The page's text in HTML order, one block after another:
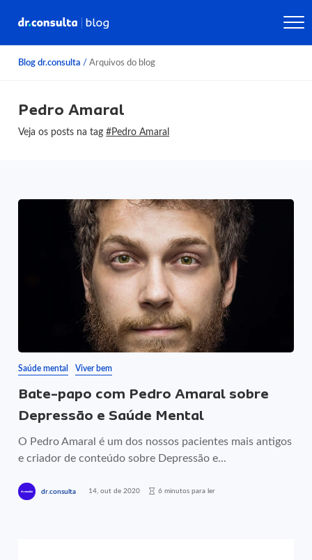
Blog dr.consulta / Arquivos do blog
Pedro Amaral
Veja os posts na tag#Pedro Amaral
Saúde mental Viver bem
Bate-papo com Pedro Amaral sobre
Depressão e Saúde Mental
O Pedro Amaral é um dos nossos pacientes mais antigos
e criador de conteúdo sobre Depressão e...
dr.consulta 14, out de 2020 6 minutos para ler